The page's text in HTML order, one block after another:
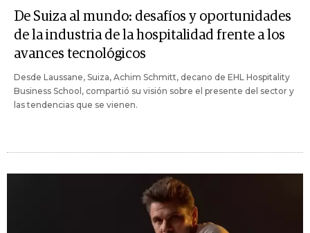
De Suiza al mundo: desafíos y oportunidades
de la industria de la hospitalidad frente a los
avances tecnológicos
Desde Laussane, Suiza, Achim Schmitt, decano de EHL Hospitality
Business School, compartió su visión sobre el presente del sector y
las tendencias que se vienen.